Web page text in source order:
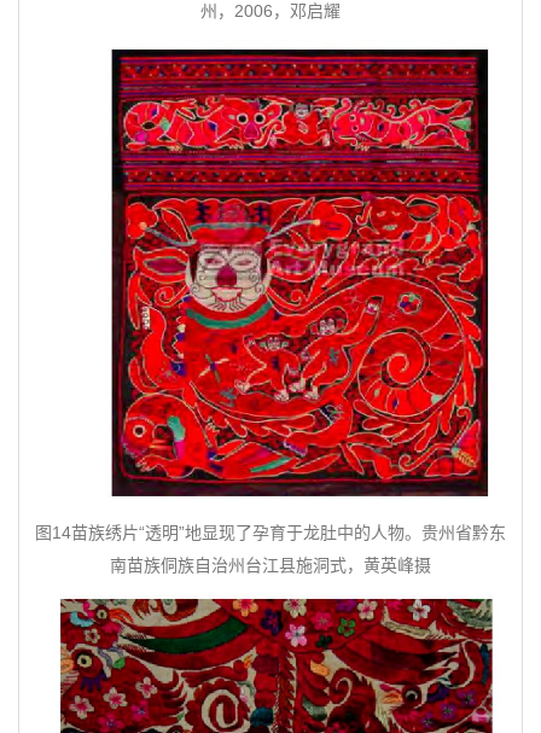
州，2006，邓启耀
图14苗族绣片“透明”地显现了孕育于龙肚中的人物。贵州省黔东
南苗族侗族自治州台江县施洞式，黄英峰摄